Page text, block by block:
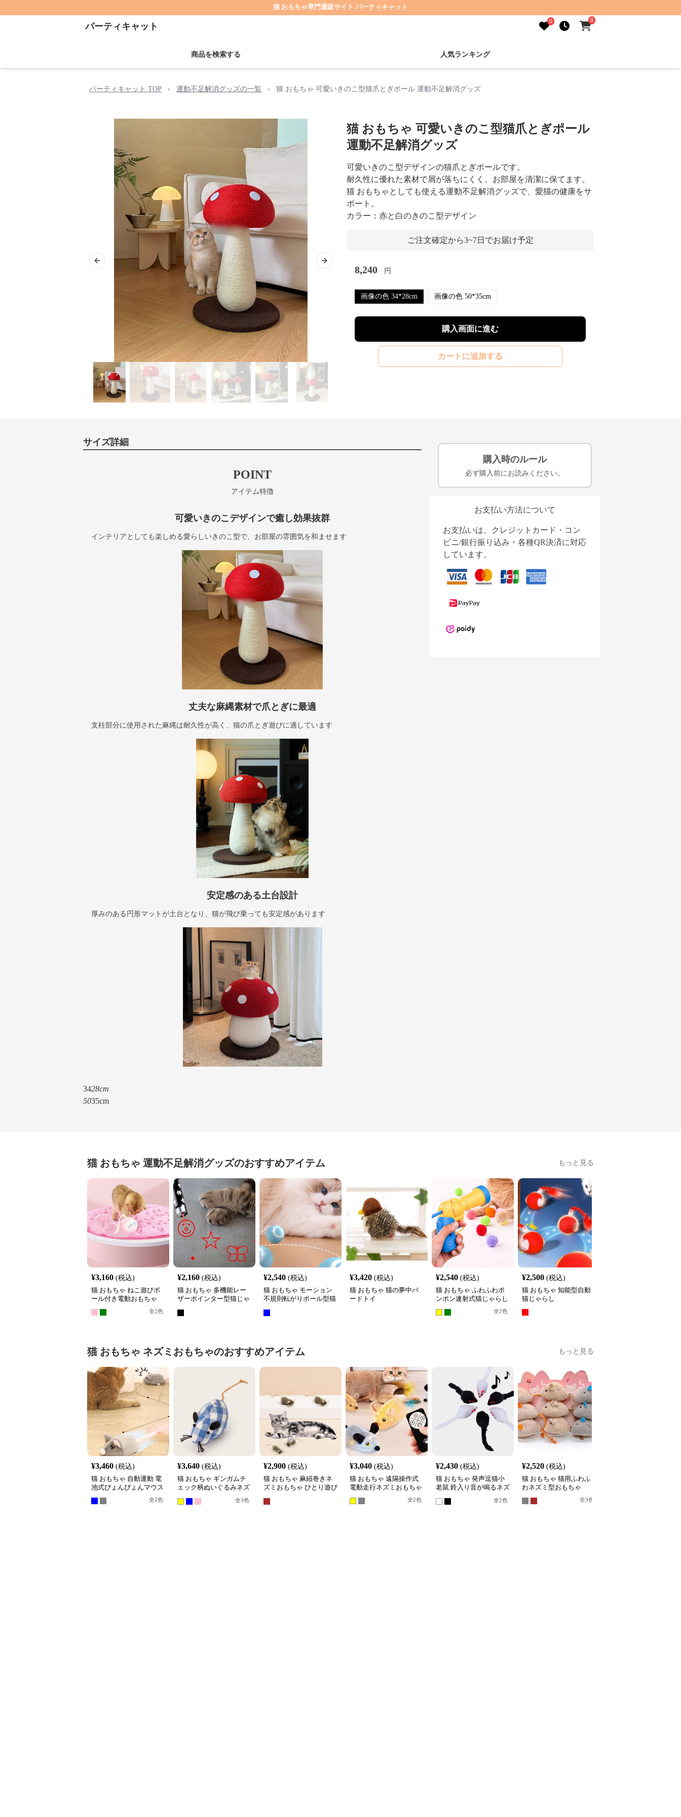
猫 おもちゃ専門通販サイト パーティキャット
パーティキャット 0 0
商品を検索する 人気ランキング
パーティキャット TOP › 運動不足解消グッズの一覧 › 猫 おもちゃ 可愛いきのこ型猫爪とぎポール 運動不足解消グッズ
Previous slide Next slide
猫 おもちゃ 可愛いきのこ型猫爪とぎポール
運動不足解消グッズ
可愛いきのこ型デザインの猫爪とぎポールです。
耐久性に優れた素材で屑が落ちにくく、お部屋を清潔に保てます。
猫 おもちゃとしても使える運動不足解消グッズで、愛猫の健康をサ
ポート。
カラー：赤と白のきのこ型デザイン
ご注文確定から3~7日でお届け予定
8,240 円
画像の色 34*28cm 画像の色 50*35cm
購入画面に進む
カートに追加する
サイズ詳細
POINT
アイテム特徴
可愛いきのこデザインで癒し効果抜群
インテリアとしても楽しめる愛らしいきのこ型で、お部屋の雰囲気を和ませます
丈夫な麻縄素材で爪とぎに最適
支柱部分に使用された麻縄は耐久性が高く、猫の爪とぎ遊びに適しています
安定感のある土台設計
厚みのある円形マットが土台となり、猫が飛び乗っても安定感があります
3428cm
5035cm
購入時のルール
必ず購入前にお読みください。
お支払い方法について
お支払いは、クレジットカード・コン
ビニ/銀行振り込み・各種QR決済に対応
しています。
猫 おもちゃ 運動不足解消グッズのおすすめアイテム もっと見る
¥3,160 (税込)
猫 おもちゃ ねこ遊びボ
ール付き電動おもちゃ
全2色
¥2,160 (税込)
猫 おもちゃ 多機能レー
ザーポインター型猫じゃ
¥2,540 (税込)
猫 おもちゃ モーション
不規則転がりボール型猫
¥3,420 (税込)
猫 おもちゃ 猫の夢中バ
ードトイ
¥2,540 (税込)
猫 おもちゃ ふわふわポ
ンポン連射式猫じゃらし
全2色
¥2,500 (税込)
猫 おもちゃ 知能型自動
猫じゃらし
猫 おもちゃ ネズミおもちゃのおすすめアイテム もっと見る
¥3,460 (税込)
猫 おもちゃ 自動運動 電
池式ぴょんぴょんマウス
全2色
¥3,640 (税込)
猫 おもちゃ ギンガムチ
ェック柄ぬいぐるみネズ
ミおもちゃ3個セット
全3色
¥2,900 (税込)
猫 おもちゃ 麻紐巻きネ
ズミおもちゃ ひとり遊び
¥3,040 (税込)
猫 おもちゃ 遠隔操作式
電動走行ネズミおもちゃ
全2色
¥2,430 (税込)
猫 おもちゃ 発声逗猫小
老鼠 鈴入り音が鳴るネズ
全2色
¥2,520 (税込)
猫 おもちゃ 猫用ふわふ
わネズミ型おもちゃ
全3色